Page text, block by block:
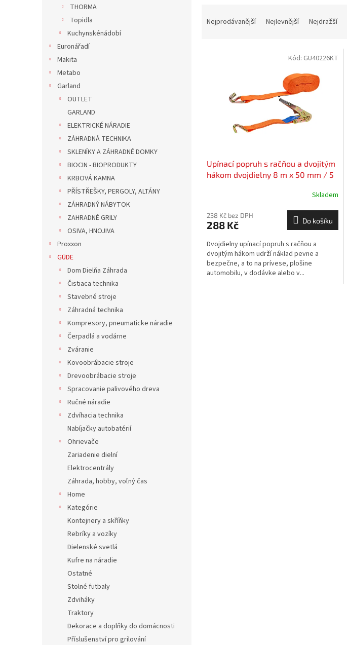
THORMA
Topidla
Kuchynskénádobí
Euronářadí
Makita
Metabo
Garland
OUTLET
GARLAND
ELEKTRICKÉ NÁRADIE
ZÁHRADNÁ TECHNIKA
SKLENÍKY A ZÁHRADNÉ DOMKY
BIOCIN - BIOPRODUKTY
KRBOVÁ KAMNA
PŘÍSTŘEŠKY, PERGOLY, ALTÁNY
ZÁHRADNÝ NÁBYTOK
ZAHRADNÉ GRILY
OSIVA, HNOJIVA
Proxxon
GÜDE
Dom Dielňa Záhrada
Čistiaca technika
Stavebné stroje
Záhradná technika
Kompresory, pneumaticke náradie
Čerpadlá a vodárne
Zváranie
Kovoobrábacie stroje
Drevoobrábacie stroje
Spracovanie palivového dreva
Ručné náradie
Zdvíhacia technika
Nabíjačky autobatérií
Ohrievače
Zariadenie dielní
Elektrocentrály
Záhrada, hobby, voľný čas
Home
Kategórie
Kontejnery a skříňky
Rebríky a vozíky
Dielenské svetlá
Kufre na náradie
Ostatné
Stolné futbaly
Zdviháky
Traktory
Dekorace a doplňky do domácnosti
Příslušenství pro grilování
Nejprodávanější Nejlevnější Nejdražší
Upínací popruh s račňou a dvojitým
hákom dvojdielny 8 m x 50 mm / 5
Skladem
238 Kč bez DPH
288 Kč Do košíku
Dvojdielny upínací popruh s račňou a
dvojitým hákom udrží náklad pevne a
bezpečne, a to na prívese, plošine
automobilu, v dodávke alebo v...
Kód: GU40226KT